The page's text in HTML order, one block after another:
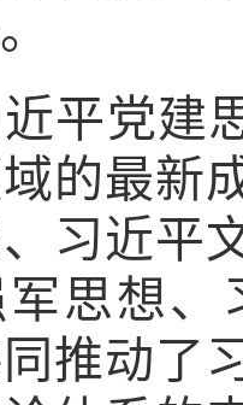
党建思
的最新
习近平
思想、
推动了